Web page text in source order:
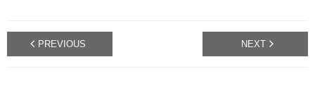
PREVIOUS NEXT